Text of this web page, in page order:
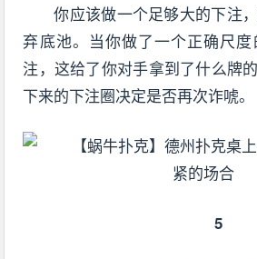
你应该做一个足够大的下注
弃底池。当你做了一个正确尺
注，这给了你对手拿到了什么牌
下来的下注圈决定是否再次诈唬。
5